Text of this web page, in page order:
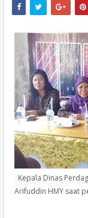
Kepala Dinas
Arifuddin HMY saat